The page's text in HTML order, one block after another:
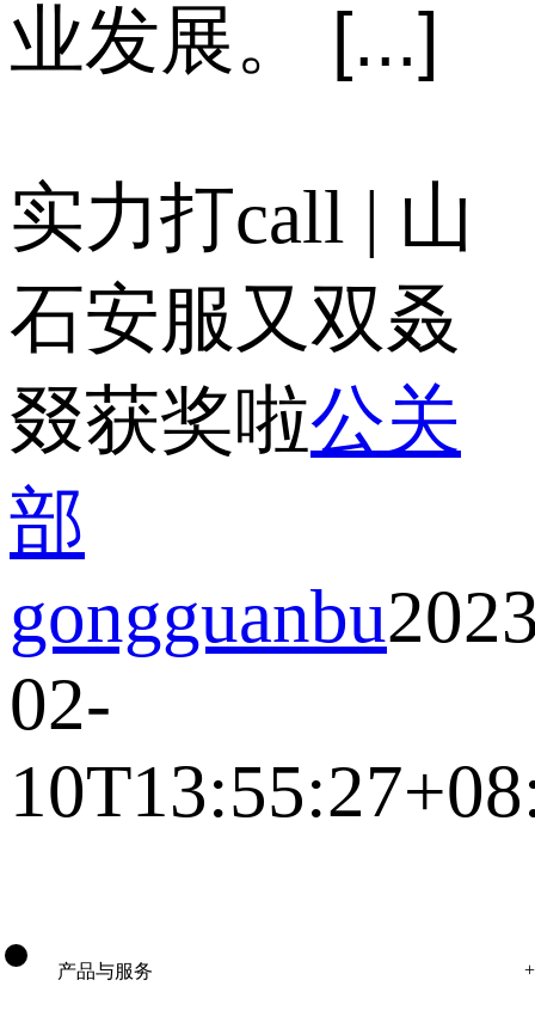
业发展。 [...]
实力打call | 山
石安服又双叒
叕获奖啦公关
部
gongguanbu
02-
产品与服务